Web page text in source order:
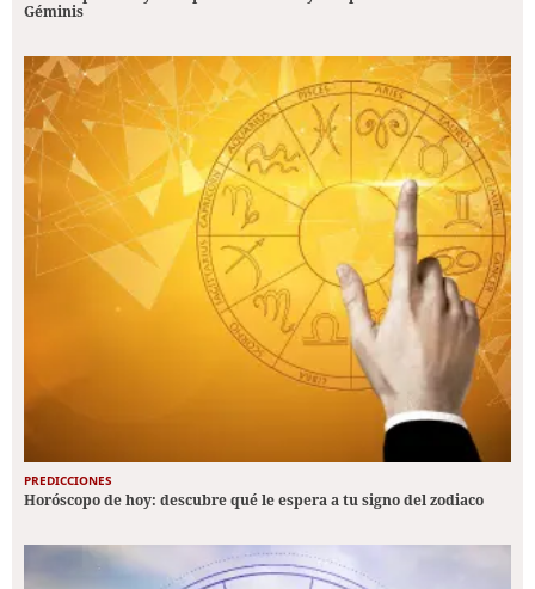
Géminis
PREDICCIONES
Horóscopo de hoy: descubre qué le espera a tu signo del zodiaco